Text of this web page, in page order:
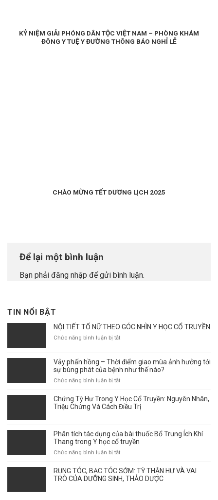
KỶ NIỆM GIẢI PHÓNG DÂN TỘC VIỆT NAM – PHÒNG KHÁM
ĐÔNG Y TUỆ Y ĐƯỜNG THÔNG BÁO NGHỈ LỄ
CHÀO MỪNG TẾT DƯƠNG LỊCH 2025
Để lại một bình luận
Bạn phải đăng nhập để gửi bình luận.
TIN NỔI BẬT
NỘI TIẾT TỐ NỮ THEO GÓC NHÌN Y HỌC CỔ TRUYỀN
Chức năng bình luận bị tắtở
TỐ
NỮ
THEO
NHÌN
Y
Vảy phấn hồng – Thời điểm giao mùa ảnh hưởng tới
sự bùng phát của bệnh như thế nào?
Chức năng bình luận bị tắtở
phấn
hồng
điểm
giao
mùa
ảnh
tới
sự
Chứng Tỳ Hư Trong Y Học Cổ Truyền: Nguyên Nhân,
Triệu Chứng Và Cách Điều Trị
Phân tích tác dụng của bài thuốc Bổ Trung Ích Khí
Thang trong Y học cổ truyền
Chức năng bình luận bị tắtở
tích
tác
RỤNG TÓC, BẠC TÓC SỚM: TỲ THẬN HƯ VÀ VAI
TRÒ CỦA DƯỠNG SINH, THẢO DƯỢC